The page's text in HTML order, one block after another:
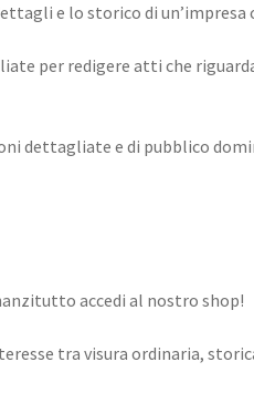
e lo storico di
per redigere atti che
dettagliate e di pubblico
accedi al nostro shop!
tra visura ordinaria,